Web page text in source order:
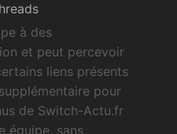
à des
et peut percevoir
liens présents
pour
de Switch-Actu.fr
équipe, sans